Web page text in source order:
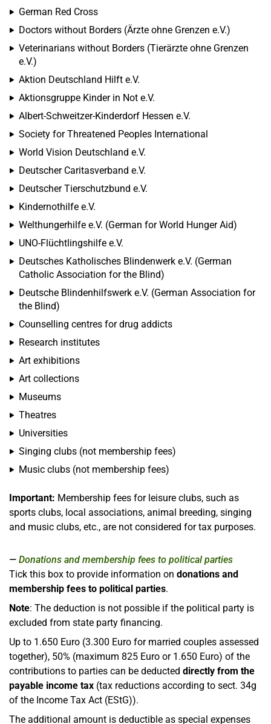
German Red Cross
Doctors without Borders (Ärzte ohne Grenzen e.V.)
Veterinarians without Borders (Tierärzte ohne Grenzen
e.V.)
Aktion Deutschland Hilft e.V.
Aktionsgruppe Kinder in Not e.V.
Albert-Schweitzer-Kinderdorf Hessen e.V.
Society for Threatened Peoples International
World Vision Deutschland e.V.
Deutscher Caritasverband e.V.
Deutscher Tierschutzbund e.V.
Kindernothilfe e.V.
Welthungerhilfe e.V. (German for World Hunger Aid)
UNO-Flüchtlingshilfe e.V.
Deutsches Katholisches Blindenwerk e.V. (German
Catholic Association for the Blind)
Deutsche Blindenhilfswerk e.V. (German Association for
the Blind)
Counselling centres for drug addicts
Research institutes
Art exhibitions
Art collections
Museums
Theatres
Universities
Singing clubs (not membership fees)
Music clubs (not membership fees)
Important: Membership fees for leisure clubs, such as
sports clubs, local associations, animal breeding, singing
and music clubs, etc., are not considered for tax purposes.
Donations and membership fees to political parties
Tick this box to provide information on donations and
membership fees to political parties.
Note: The deduction is not possible if the political party is
excluded from state party financing.
Up to 1.650 Euro (3.300 Euro for married couples assessed
together), 50% (maximum 825 Euro or 1.650 Euro) of the
contributions to parties can be deducted directly from the
payable income tax (tax reductions according to sect. 34g
of the Income Tax Act (EStG)).
The additional amount is deductible as special expenses